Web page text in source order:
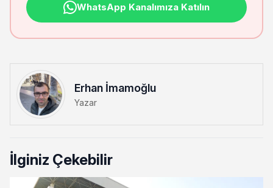
WhatsApp Kanalımıza Katılın
Erhan İmamoğlu
Yazar
İlginiz Çekebilir